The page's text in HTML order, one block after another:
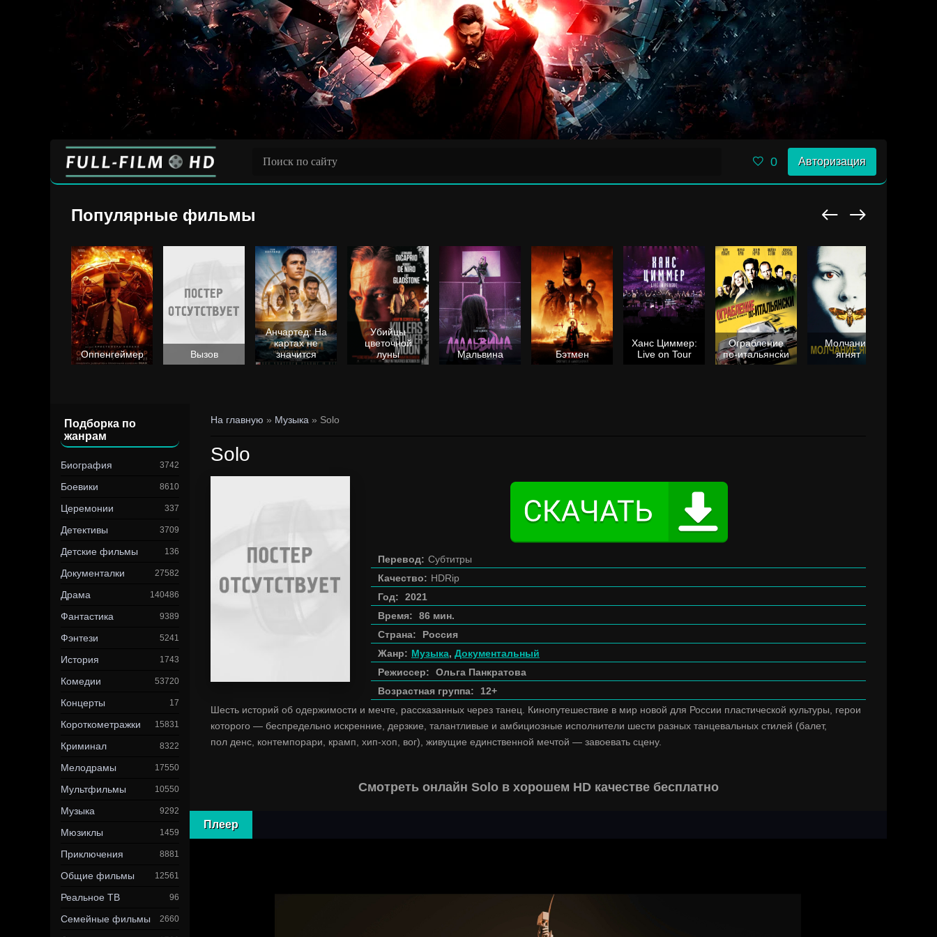
0 Авторизация
Популярные фильмы
Оппенгеймер Вызов
Анчартед: На
картах не
значится
Убийцы
цветочной
луны
Мальвина Бэтмен
Ханс Циммер:
Live on Tour
Ограбление
по-итальянски
Молчание
ягнят
Подборка по
жанрам
Биография 3742
Боевики 8610
Церемонии 337
Детективы 3709
Детские фильмы 136
Документалки 27582
Драма 140486
Фантастика 9389
Фэнтези 5241
История 1743
Комедии 53720
Концерты 17
Короткометражки 15831
Криминал 8322
Мелодрамы 17550
Мультфильмы 10550
Музыка 9292
Мюзиклы 1459
Приключения 8881
Общие фильмы 12561
Реальное ТВ 96
Семейные фильмы 2660
На главную » Музыка » Solo
Solo
Перевод: Субтитры
Качество: HDRip
Год:
2021
Время:
86 мин.
Страна:
Россия
Жанр: Музыка, Документальный
Режиссер:
Ольга Панкратова
Возрастная группа:
12+
Шесть историй об одержимости и мечте, рассказанных через танец. Кинопутешествие в мир новой для России пластической культуры, герои
которого — беспредельно искренние, дерзкие, талантливые и амбициозные исполнители шести разных танцевальных стилей (балет,
пол денс, контемпорари, крамп, хип-хоп, вог), живущие единственной мечтой — завоевать сцену.
Смотреть онлайн Solo в хорошем HD качестве бесплатно
Плеер